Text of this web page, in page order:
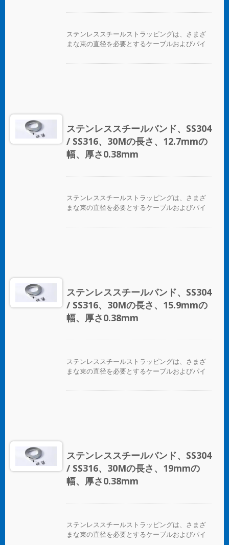
ステンレススチールストラッピングは、さまざ
まな束の直径を必要とするケーブルおよびパイ
ステンレススチールバンド、SS304
/ SS316、30Mの長さ、12.7mmの
幅、厚さ0.38mm
ステンレススチールストラッピングは、さまざ
まな束の直径を必要とするケーブルおよびパイ
ステンレススチールバンド、SS304
/ SS316、30Mの長さ、15.9mmの
幅、厚さ0.38mm
ステンレススチールストラッピングは、さまざ
まな束の直径を必要とするケーブルおよびパイ
ステンレススチールバンド、SS304
/ SS316、30Mの長さ、19mmの
幅、厚さ0.38mm
ステンレススチールストラッピングは、さまざ
まな束の直径を必要とするケーブルおよびパイ